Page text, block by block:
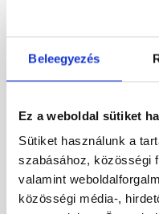
Beleegyezés
Ez a weboldal sütiket
Sütiket használunk a
szabásához, közösségi
valamint
közösségi média-,
134 780 Ft/ db
Megnézem